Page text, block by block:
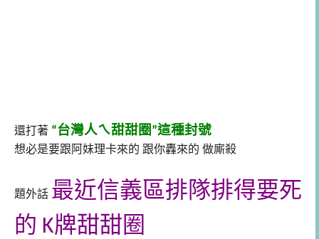
還打著 “台灣人ㄟ甜甜圈 ”這種封號
想必是要跟阿妹理卡來的 跟你轟來的 做廝殺
題外話 最近信義區排隊排得要死
的 K牌甜甜圈